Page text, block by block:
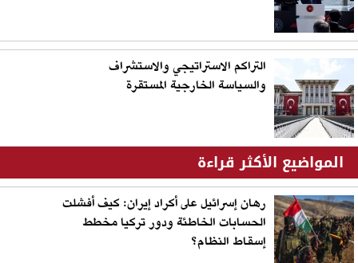
التراكم الاستراتيجي والاستشراف
والسياسة الخارجية المستقرة
المواضيع الأكثر قراءة
رهان إسرائيل على أكراد إيران: كيف أفشلت
الحسابات الخاطئة ودور تركيا مخطط
إسقاط النظام؟